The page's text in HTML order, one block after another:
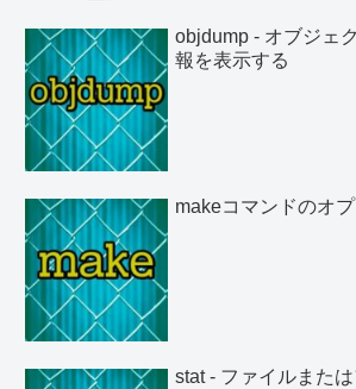
objdump - オブジェ
報を表示する
makeコマンドのオ
stat - ファイルまた